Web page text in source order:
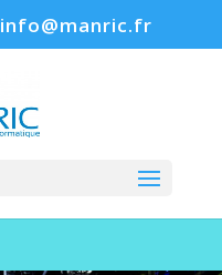
info@manric.fr